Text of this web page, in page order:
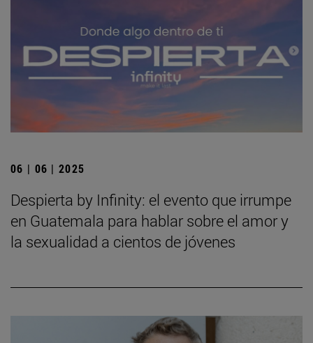
06 | 06 | 2025
Despierta by Infinity: el evento que irrumpe
en Guatemala para hablar sobre el amor y
la sexualidad a cientos de jóvenes